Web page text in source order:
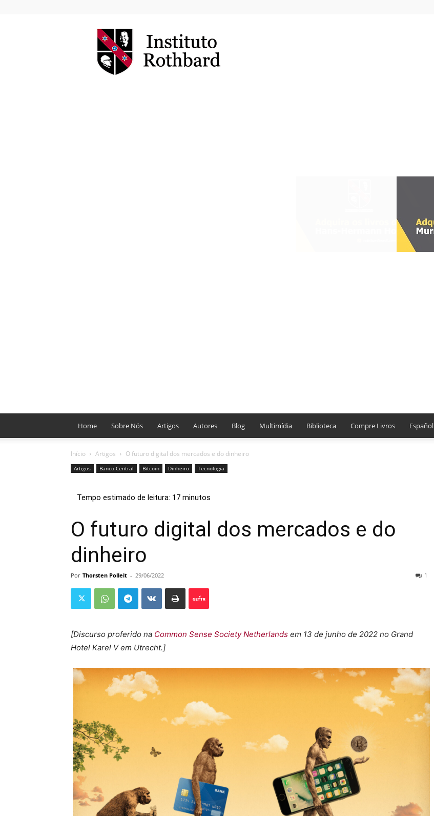
Instituto
Rothbard
Brasil
Home Sobre Nós Artigos Autores Blog Multimídia Biblioteca Compre Livros Español
Início Artigos O futuro digital dos mercados e do dinheiro
Artigos Banco Central Bitcoin Dinheiro Tecnologia
O futuro digital dos mercados e do
dinheiro
Por Thorsten Polleit - 29/06/2022 1
[Discurso proferido na Common Sense Society Netherlands em 13 de junho de 2022 no Grand
Hotel Karel V em Utrecht.]